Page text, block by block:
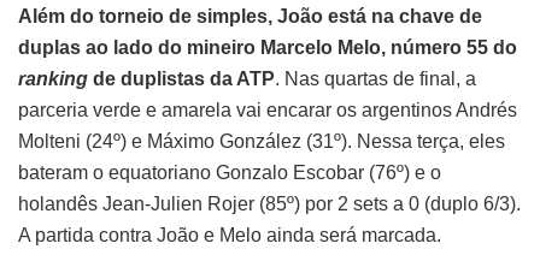
Além do torneio de simples, João está na chave de
duplas ao lado do mineiro Marcelo Melo, número 55 do
ranking de duplistas da ATP. Nas quartas de final, a
parceria verde e amarela vai encarar os argentinos Andrés
Molteni (24º) e Máximo González (31º). Nessa terça, eles
bateram o equatoriano Gonzalo Escobar (76º) e o
holandês Jean-Julien Rojer (85º) por 2 sets a 0 (duplo 6/3).
A partida contra João e Melo ainda será marcada.